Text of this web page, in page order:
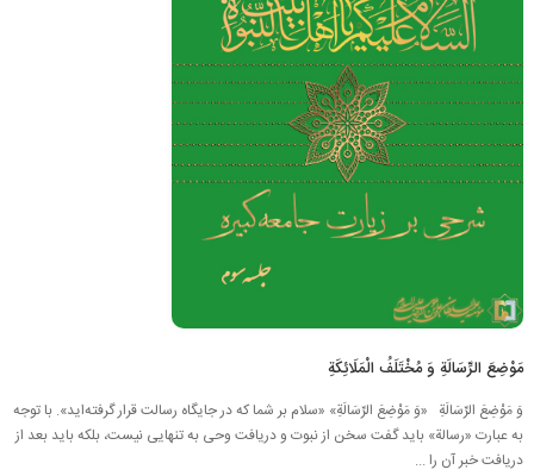
مَوْضِعَ الرِّسَالَةِ وَ مُخْتَلَفُ الْمَلَائِكَةِ
وَ مَوْضِعَ الرِّسَالَةِ «وَ مَوْضِعَ الرِّسَالَةِ» «سلام بر شما که در جایگاه رسالت قرار گرفته‌اید». با توجه
به عبارت «رسالة» باید گفت سخن از نبوت و دریافت وحی به تنهایی نیست، بلكه باید بعد از
دریافت خبر آن را ...